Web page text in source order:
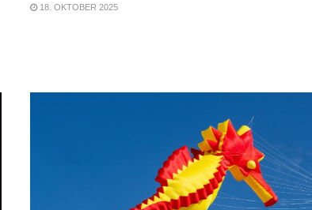
18. OKTOBER 2025
READ MORE